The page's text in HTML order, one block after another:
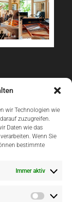
wir Technologien wie
zuzugreifen.
Daten wie das
Wenn Sie
bestimmte
Immer aktiv